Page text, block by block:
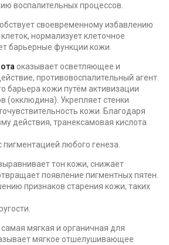
воспалительных процессов.
своевременному избавлению
нормализует клеточное
барьерные функции кожи.
оказывает осветляющее и
противовоспалительный агент.
барьера кожи путём активизации
(окклюдина). Укрепляет стенки
кожи. Благодаря
действия, транексамовая кислота
пигментацией любого генеза.
тон кожи, снижает
появление пигментных пятен.
признаков старения кожи, таких
самая мягкая и органичная для
мягкое отшелушивающее